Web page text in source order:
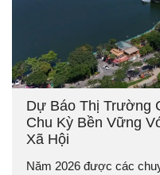
Dự Báo Thị Trường
Chu Kỳ Bền Vững
Xã Hội
Năm 2026 được các